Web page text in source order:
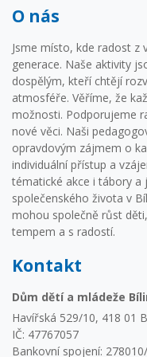
O nás
Jsme místo, kde radost z
generace. Naše aktivity
dospělým, kteří chtějí
atmosféře. Věříme, že
možnosti. Podporujeme
nové věci. Naši
opravdovým zájmem o
individuální přístup a
tématické akce i tábory a
společenského života v
mohou společně růst
tempem a s radostí.
Kontakt
Dům dětí a mládeže
Havířská 529/10, 418 01
IČ: 47767057
Bankovní spojení: